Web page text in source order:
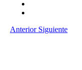
Anterior Siguiente